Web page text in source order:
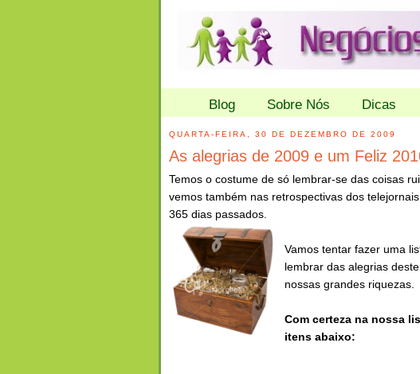
Blog Sobre Nós Dicas
QUARTA-FEIRA, 30 DE DEZEMBRO DE 2009
As alegrias de 2009 e um Feliz
Temos o costume de só lembrar-se das coisas
vemos também nas retrospectivas dos
365 dias passados.
Vamos tentar fazer uma
lembrar das alegrias
nossas grandes riquezas.
Com certeza na nossa
itens abaixo: